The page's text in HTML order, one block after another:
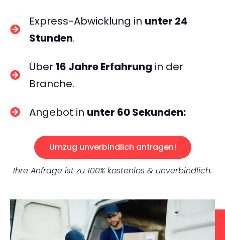
Express-Abwicklung in unter 24
Stunden.
Über 16 Jahre Erfahrung in der
Branche.
Angebot in unter 60 Sekunden:
Umzug unverbindlich anfragen!
Ihre Anfrage ist zu 100% kostenlos & unverbindlich.